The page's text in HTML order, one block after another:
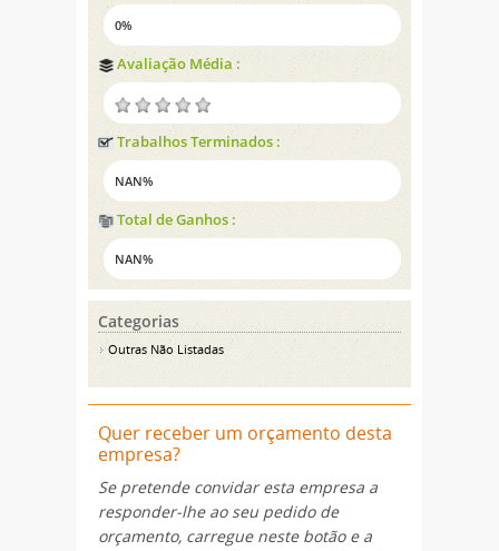
0%
Avaliação Média :
Trabalhos Terminados :
NAN%
Total de Ganhos :
NAN%
Categorias
Outras Não Listadas
Quer receber um orçamento desta
empresa?
Se pretende convidar esta empresa a
responder-lhe ao seu pedido de
orçamento, carregue neste botão e a